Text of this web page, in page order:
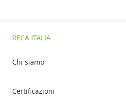
RECA ITALIA
Chi siamo
Certificazioni